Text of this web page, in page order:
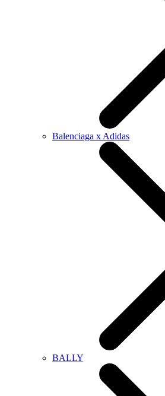
Balenciaga x Adidas
BALLY